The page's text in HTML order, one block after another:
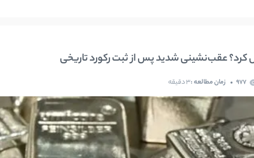
کرد؟ عقب‌نشینی شدید پس از ثبت رکورد تاریخی
977 زمان مطالعه :3 دقیقه